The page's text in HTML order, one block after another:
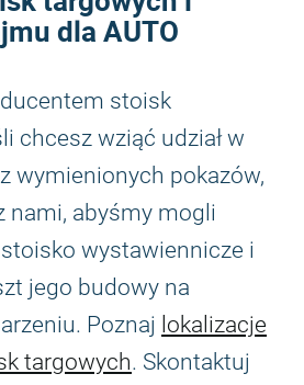
dla AUTO
stoisk
chcesz wziąć udział w
wymienionych pokazów,
nami, abyśmy mogli
wystawiennicze i
jego budowy na
Poznaj lokalizacje
targowych. Skontaktuj